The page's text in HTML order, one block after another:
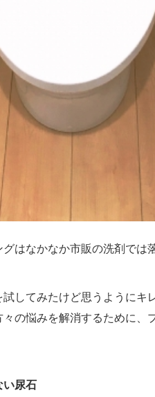
はなかなか市販の洗剤では
してみたけど思うようにキ
の悩みを解消するために、
い尿石